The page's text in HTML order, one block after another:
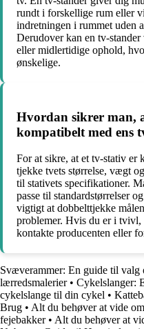
rundt i forskellige rum eller
indretningen i rummet uden
Derudover kan en tv-
eller midlertidige ophold,
ønskelige.
Hvordan sikrer man,
kompatibelt med ens
For at sikre, at et tv-stativ er
tjekke tvets størrelse, vægt
til stativets specifikationer.
passe til standardstørrelser
vigtigt at dobbelttjekke
problemer. Hvis du er i
kontakte producenten eller
Svæverammer: En guide til
lærredsmalerier• Cykelslanger:
cykelslange til din cykel •
Brug • Alt du behøver at vide
fejebakker• Alt du behøver at